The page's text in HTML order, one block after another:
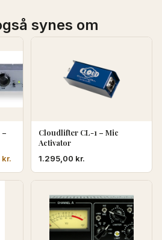
synes om
kr.
aktuelle
pris
11.488,00 kr..
Cloudlifter CL-1 – Mic
Activator
1.295,00 kr.